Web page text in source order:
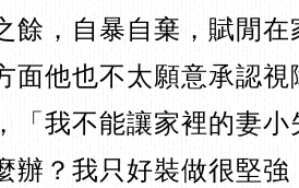
餘，自暴自棄，賦閒
面他也不太願意承認
「我不能讓家裡的妻
辦？我只好裝做很堅